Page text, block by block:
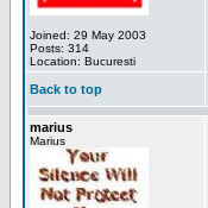
Joined: 29 May 2003
Posts: 314
Location: Bucuresti
Back to top
marius
Marius